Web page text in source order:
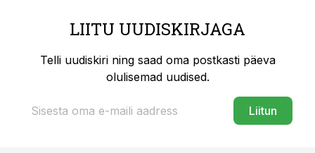
LIITU UUDISKIRJAGA
Telli uudiskiri ning saad oma postkasti päeva
olulisemad uudised.
Liitun